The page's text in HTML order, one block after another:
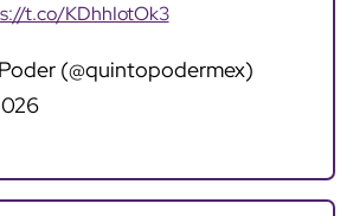
t.co/KDhhIotOk3
(@quintopodermex)